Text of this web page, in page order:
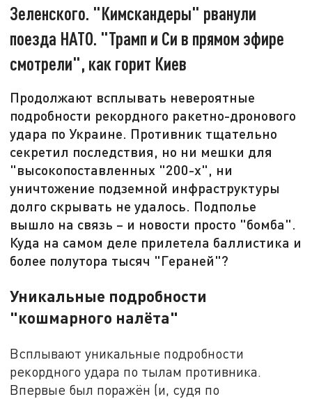
Зеленского. "Кимскандеры" рванули
поезда НАТО. "Трамп и Си в прямом эфире
смотрели", как горит Киев
Продолжают всплывать невероятные
подробности рекордного ракетно-дронового
удара по Украине. Противник тщательно
секретил последствия, но ни мешки для
"высокопоставленных "200-х", ни
уничтожение подземной инфраструктуры
долго скрывать не удалось. Подполье
вышло на связь – и новости просто "бомба".
Куда на самом деле прилетела баллистика и
более полутора тысяч "Гераней"?
Уникальные подробности
"кошмарного налёта"
Всплывают уникальные подробности
рекордного удара по тылам противника.
Впервые был поражён (и, судя по